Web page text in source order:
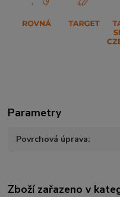
Parametry
Povrchová úprava
Zboží zařazeno v